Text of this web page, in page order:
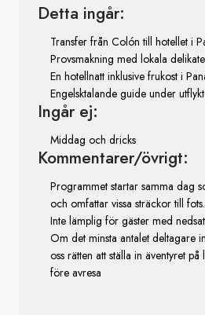
Detta ingår:
Transfer från Colón till hotellet i
Provsmakning med lokala
En hotellnatt inklusive frukost i
Engelsktalande guide under
Ingår ej:
Middag och dricks
Kommentarer/övrigt:
Programmet startar samma dag
och omfattar vissa sträckor till fots.
Inte lämplig för gäster med
Om det minsta antalet deltagare
oss rätten att ställa in äventyret
före avresa